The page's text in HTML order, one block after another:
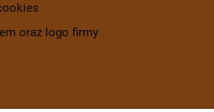
oraz logo firmy